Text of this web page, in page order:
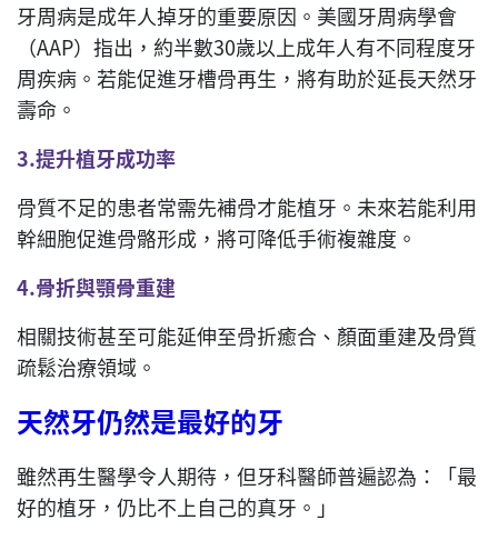
牙周病是成年人掉牙的重要原因。美國牙周病學會
（AAP）指出，約半數30歲以上成年人有不同程度牙
周疾病。若能促進牙槽骨再生，將有助於延長天然牙
壽命。
3.提升植牙成功率
骨質不足的患者常需先補骨才能植牙。未來若能利用
幹細胞促進骨骼形成，將可降低手術複雜度。
4.骨折與顎骨重建
相關技術甚至可能延伸至骨折癒合、顏面重建及骨質
疏鬆治療領域。
天然牙仍然是最好的牙
雖然再生醫學令人期待，但牙科醫師普遍認為：「最
好的植牙，仍比不上自己的真牙。」